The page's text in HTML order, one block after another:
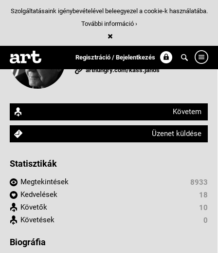
Regisztráció / Bejelentkezés
Kass János (1927–2010)
grafikus, szobrász
arthungry.com/kass.janos
Követem
Üzenet küldése
Statisztikák
Megtekintések
8933
Kedvelések
18
Követők
10
Követések
0
Biográfia
Szolgáltatásaink igénybevételével beleegyezel a cookie-k használatába.
További információ ›